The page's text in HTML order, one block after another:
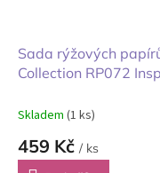
Sada rýžových
Collection RP072
Skladem (1 ks)
459 Kč / ks